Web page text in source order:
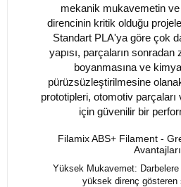
mekanik mukavemetin ve
direncinin kritik olduğu
Standart PLA'ya göre çok
yapısı, parçaların sonradan
boyanmasına ve
pürüzsüzleştirilmesine
prototipleri, otomotiv parçaları
için güvenilir bir
Filamix ABS+ Filament -
Avantajları
Yüksek Mukavemet: Darbelere
yüksek direnç gösteren